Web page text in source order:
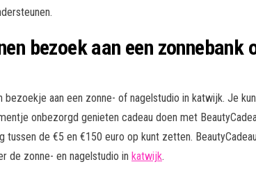
bezoek aan een
bezoekje aan een zonne- of nagelstudio in katwijk. Je
onbezorgd genieten cadeau doen met
tussen de €5 en €150 euro op kunt zetten.
de zonne- en nagelstudio in katwijk.